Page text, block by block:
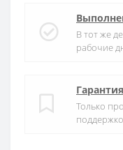
В тот же
рабочие
Гарантия
Только